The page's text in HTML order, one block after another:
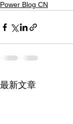
Power Blog CN
最新文章